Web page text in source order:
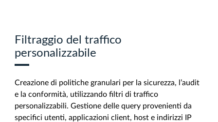
Filtraggio del traffico
personalizzabile
Creazione di politiche granulari per la sicurezza, l’audit
e la conformità, utilizzando filtri di traffico
personalizzabili. Gestione delle query provenienti da
specifici utenti, applicazioni client, host e indirizzi IP